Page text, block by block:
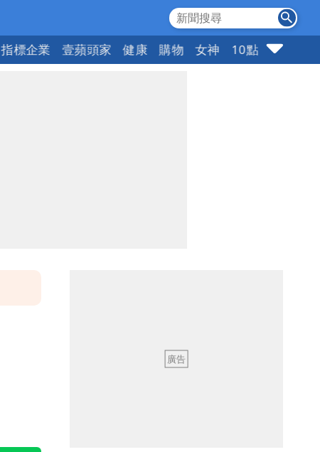
指標企業 壹蘋頭家 健康 購物 女神 10點強打